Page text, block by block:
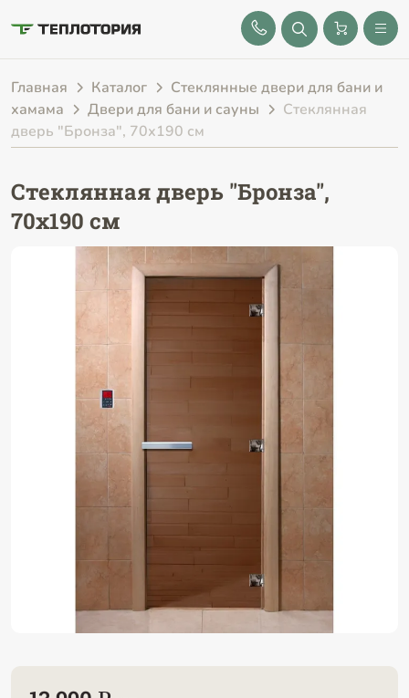
8 (843) 212-25-32
Главная Каталог
Стеклянные двери для бани и
хамама
Двери для бани и сауны
Стеклянная
дверь "Бронза", 70х190 см
Стеклянная дверь "Бронза",
70х190 см